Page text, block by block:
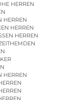
HERREN
HERREN
HERREN
HERREN
HERREN